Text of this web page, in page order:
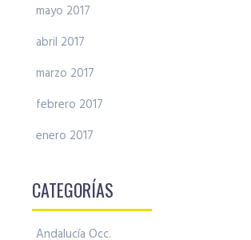
mayo 2017
abril 2017
marzo 2017
febrero 2017
enero 2017
CATEGORÍAS
Andalucía Occ.